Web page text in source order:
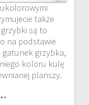
także
są to
na podstawie
gatunek grzybka,
koloru kulę
planszy.